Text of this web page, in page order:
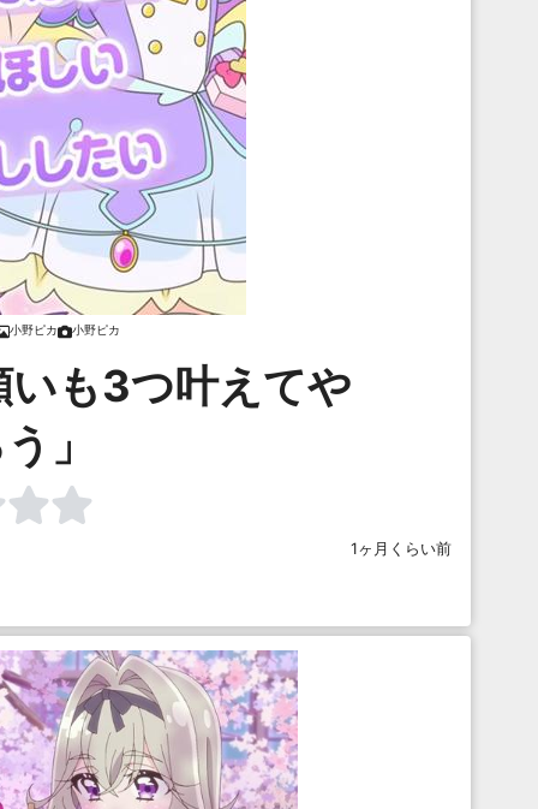
小野ピカ 小野ピカ
も3つ叶えてや
」
1ヶ月くらい前